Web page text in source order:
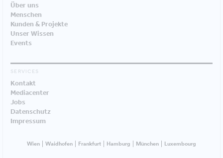
Über uns
Menschen
Kunden & Projekte
Unser Wissen
Events
SERVICES
Kontakt
Mediacenter
Jobs
Datenschutz
Impressum
Wien Waidhofen Frankfurt Hamburg München Luxembourg